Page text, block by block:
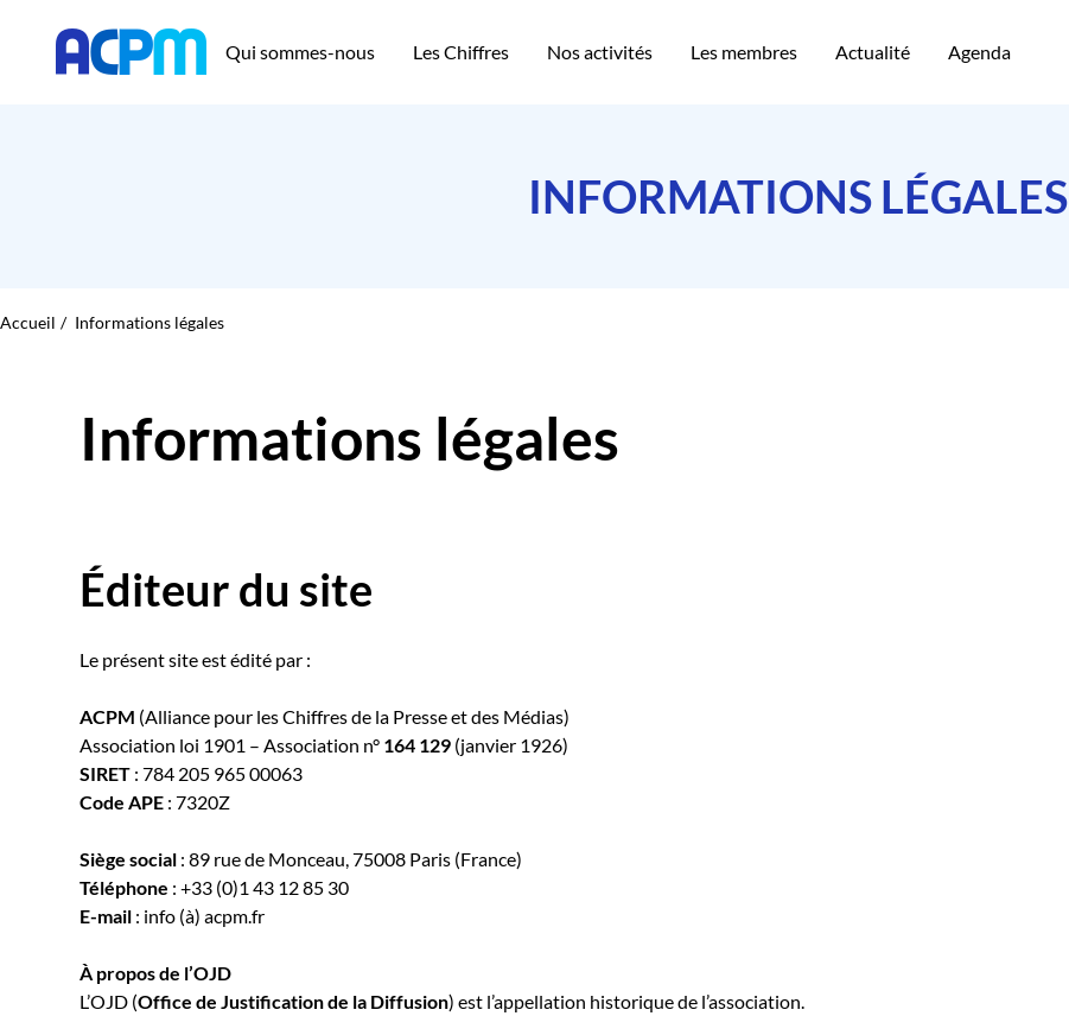
Qui sommes-nous Les Chiffres Nos activités Les membres Actualité Agenda
INFORMATIONS LÉGALES
Accueil Informations légales
Informations légales
Éditeur du site
Le présent site est édité par :
ACPM (Alliance pour les Chiffres de la Presse et des Médias)
Association loi 1901 – Association n° 164 129 (janvier 1926)
SIRET : 784 205 965 00063
Code APE : 7320Z
Siège social : 89 rue de Monceau, 75008 Paris (France)
Téléphone : +33 (0)1 43 12 85 30
E-mail : info (à) acpm.fr
À propos de l’OJD
L’OJD (Office de Justification de la Diffusion) est l’appellation historique de l’association.